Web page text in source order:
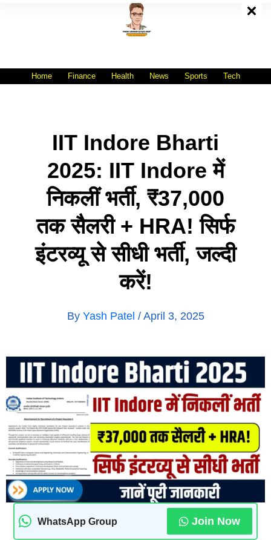
Home Finance Health News Sports Tech
IIT Indore Bharti
2025: IIT Indore में
निकलीं भर्ती, ₹37,000
तक सैलरी + HRA! सिर्फ
इंटरव्यू से सीधी भर्ती, जल्दी
करें!
By Yash Patel / April 3, 2025
WhatsApp Group Join Now